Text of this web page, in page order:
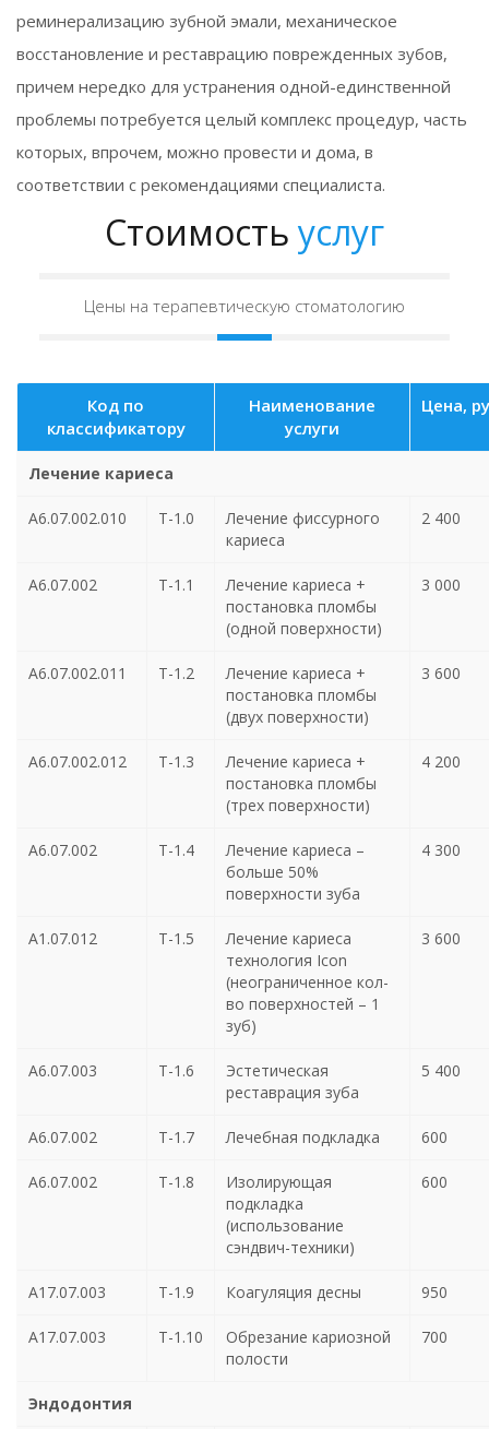
реминерализацию зубной эмали, механическое
восстановление и реставрацию поврежденных зубов,
причем нередко для устранения одной-единственной
проблемы потребуется целый комплекс процедур, часть
которых, впрочем, можно провести и дома, в
соответствии с рекомендациями специалиста.
Стоимость услуг
Цены на терапевтическую стоматологию
Код по
классификатору
Наименование
услуги
Цена,
Лечение кариеса
А6.07.002.010 Т-1.0
Лечение фиссурного
кариеса
2 400
А6.07.002 Т-1.1
Лечение кариеса +
постановка пломбы
(одной поверхности)
3 000
А6.07.002.011 Т-1.2
Лечение кариеса +
постановка пломбы
(двух поверхности)
3 600
А6.07.002.012 Т-1.3
Лечение кариеса +
постановка пломбы
(трех поверхности)
4 200
А6.07.002 Т-1.4
Лечение кариеса –
больше 50%
поверхности зуба
4 300
А1.07.012 Т-1.5
Лечение кариеса
технология Icon
(неограниченное кол-
во поверхностей – 1
зуб)
3 600
А6.07.003 Т-1.6
Эстетическая
реставрация зуба
5 400
А6.07.002 Т-1.7 Лечебная подкладка 600
А6.07.002 Т-1.8
Изолирующая
подкладка
(использование
сэндвич-техники)
600
А17.07.003 Т-1.9 Коагуляция десны 950
А17.07.003 Т-1.10
Обрезание кариозной
полости
700
Эндодонтия